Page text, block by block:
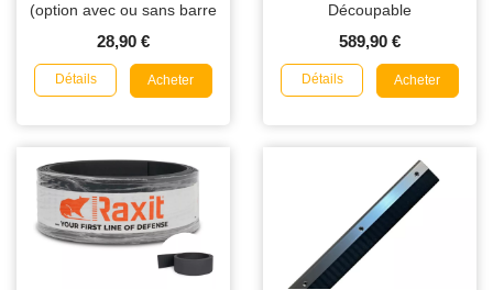
(option avec ou sans barre
28,90 €
Détails Acheter
Découpable
589,90 €
Détails Acheter